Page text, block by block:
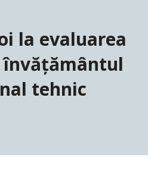
la evaluarea
tehnic